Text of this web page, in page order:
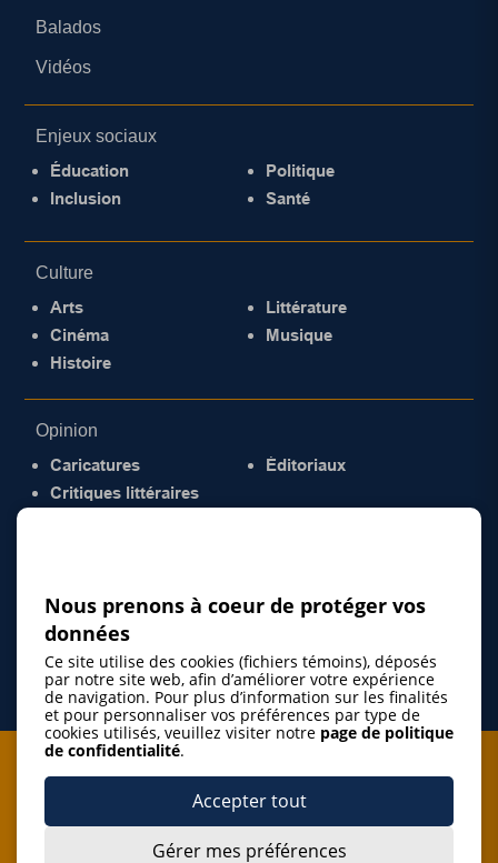
Balados
Vidéos
Enjeux sociaux
Éducation
Inclusion
Politique
Santé
Culture
Arts
Cinéma
Histoire
Littérature
Musique
Opinion
Caricatures
Critiques littéraires
Éditoriaux
Je m'abonne à l'infolettre
Nous prenons à coeur de protéger vos
données
Ce site utilise des cookies (fichiers témoins), déposés
par notre site web, afin d’améliorer votre expérience
de navigation. Pour plus d’information sur les finalités
et pour personnaliser vos préférences par type de
cookies utilisés, veuillez visiter notre page de politique
de confidentialité.
Accepter tout
Gérer mes préférences